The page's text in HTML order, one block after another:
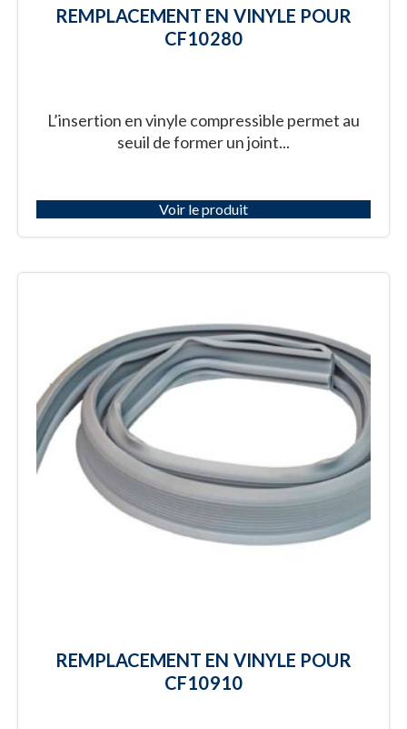
REMPLACEMENT EN VINYLE POUR
CF10280
L’insertion en vinyle compressible permet au
seuil de former un joint...
Voir le produit
REMPLACEMENT EN VINYLE POUR
CF10910